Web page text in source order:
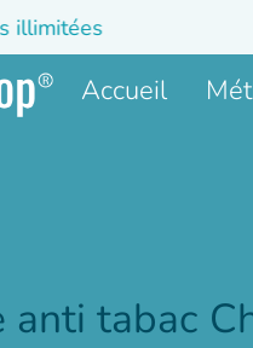
Accueil
anti tabac